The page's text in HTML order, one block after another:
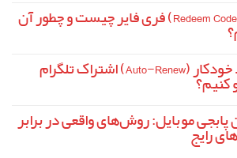
کد رمزینه (Redeem Code) فری فایر چیست و چطور آن
چطور تمدید خودکار (Auto-Renew) اشتراک تلگرام
کنیم؟
پابجی موبایل: روش‌های واقعی در برابر
رایج